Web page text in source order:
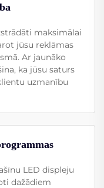
maksimālai
jūsu reklāmas
Ar jaunāko
ka jūsu saturs
uzmanību
LED displeju
dažādiem